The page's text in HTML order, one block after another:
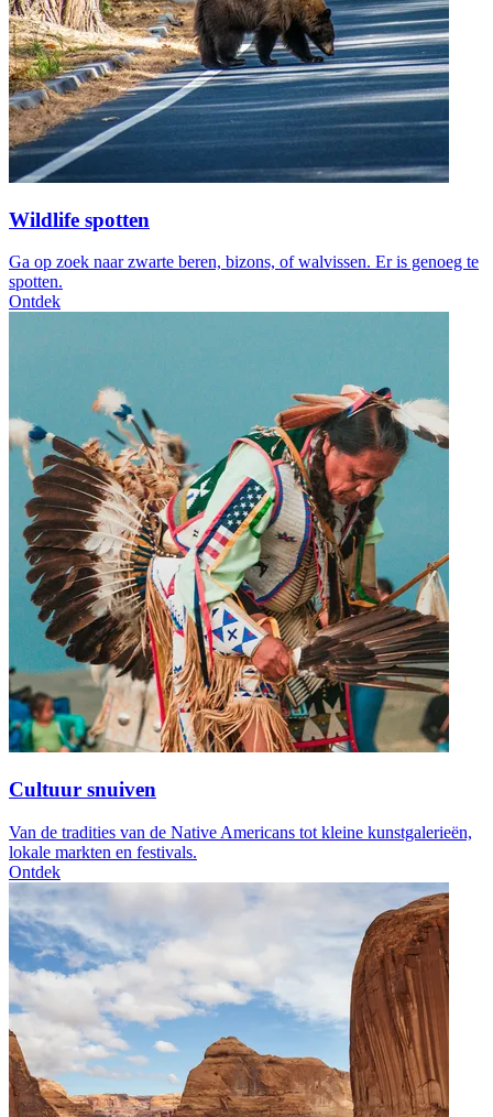
Wildlife spotten
Ga op zoek naar zwarte beren, bizons, of walvissen. Er is genoeg te
spotten.
Ontdek
Cultuur snuiven
Van de tradities van de Native Americans tot kleine kunstgalerieën,
lokale markten en festivals.
Ontdek